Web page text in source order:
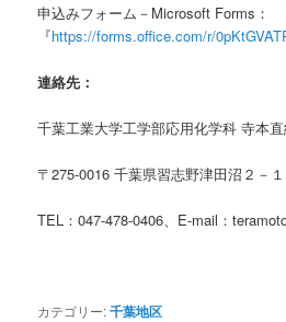
申込みフォーム－Microsoft Forms：
『https://forms.office.com/r/
連絡先：
千葉工業大学工学部応用化学科 寺本
〒275-0016 千葉県習志野津田沼２－
TEL：047-478-0406、E-mail：
カテゴリー:千葉地区